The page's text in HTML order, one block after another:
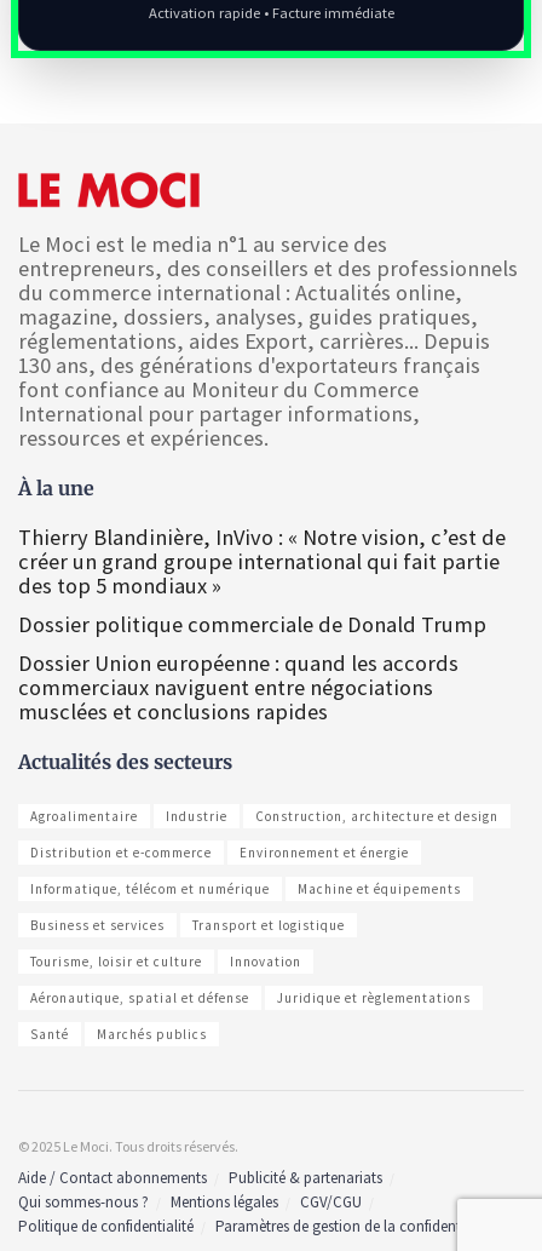
Activation rapide • Facture immédiate
Le Moci est le media n°1 au service des
entrepreneurs, des conseillers et des professionnels
du commerce international : Actualités online,
magazine, dossiers, analyses, guides pratiques,
réglementations, aides Export, carrières... Depuis
130 ans, des générations d'exportateurs français
font confiance au Moniteur du Commerce
International pour partager informations,
ressources et expériences.
À la une
Thierry Blandinière, InVivo : « Notre vision, c’est de
créer un grand groupe international qui fait partie
des top 5 mondiaux »
Dossier politique commerciale de Donald Trump
Dossier Union européenne : quand les accords
commerciaux naviguent entre négociations
musclées et conclusions rapides
Actualités des secteurs
Agroalimentaire Industrie Construction, architecture et design
Distribution et e-commerce Environnement et énergie
Informatique, télécom et numérique Machine et équipements
Business et services Transport et logistique
Tourisme, loisir et culture Innovation
Aéronautique, spatial et défense Juridique et règlementations
Santé Marchés publics
© 2025 Le Moci. Tous droits réservés.
Aide / Contact abonnements
Publicité & partenariats
Qui sommes-nous ?
Mentions légales
CGV/CGU
Politique de confidentialité
Paramètres de gestion de la confidentialité